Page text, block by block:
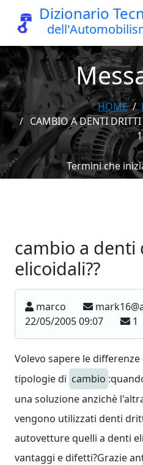
Dizionario
HOME
CAMBIO A DENTI
1
Termini che
cambio a denti
elicoidali??
marco
22/05/2005 09:07
1
Volevo sapere le
tipologie di cambio
una soluzione anzichè
vengono utilizzati denti
autovetture quelli a denti
vantaggi e difetti?Grazie